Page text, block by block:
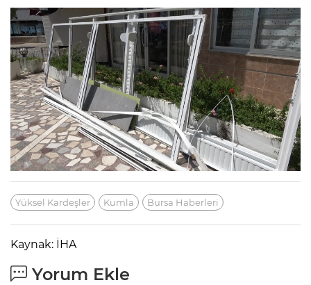
Yüksel Kardeşler Kumla Bursa Haberleri
Kaynak: İHA
Yorum Ekle